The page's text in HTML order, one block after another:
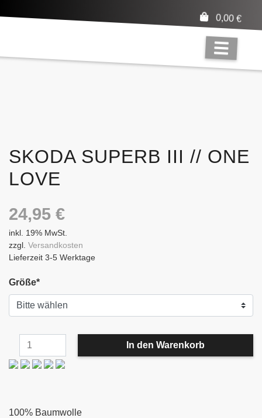
0,00€
SKODA SUPERB III // ONE
LOVE
24,95 €
inkl. 19% MwSt.
zzgl. Versandkosten
Lieferzeit 3-5 Werktage
Größe*
100% Baumwolle